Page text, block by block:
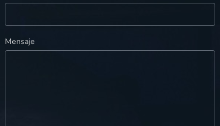
Mensaje